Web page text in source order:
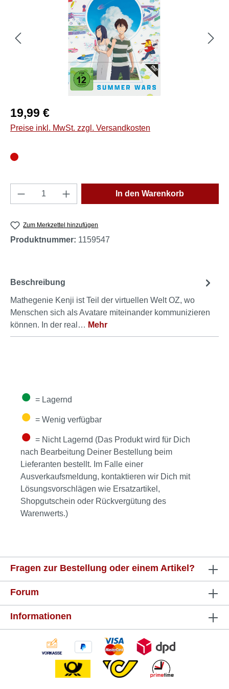
Regulärer Preis:
19,99 €
Preise inkl. MwSt. zzgl. Versandkosten
Produkt Anzahl: Gib den gewünschten
In den Warenkorb
Zum Merkzettel hinzufügen
Produktnummer: 1159547
Beschreibung
Mathegenie Kenji ist Teil der virtuellen Welt OZ, wo
Menschen sich als Avatare miteinander kommunizieren
können. In der real… Mehr
● = Lagernd
● = Wenig verfügbar
● = Nicht Lagernd (Das Produkt wird für Dich
nach Bearbeitung Deiner Bestellung beim
Lieferanten bestellt. Im Falle einer
Ausverkaufsmeldung, kontaktieren wir Dich mit
Lösungsvorschlägen wie Ersatzartikel,
Shopgutschein oder Rückvergütung des
Warenwerts.)
Fragen zur Bestellung oder einem Artikel?
Forum
Informationen